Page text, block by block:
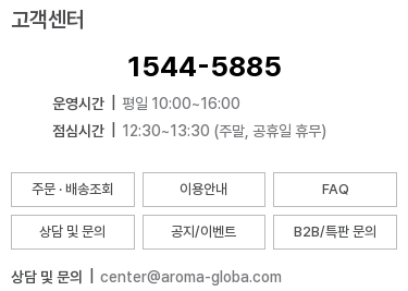
고객센터
1544-5885
운영시간
평일 10:00~16:00
점심시간
12:30~13:30 (주말, 공휴일 휴무)
주문 · 배송조회 이용안내 FAQ
상담 및 문의 공지/이벤트 B2B/특판 문의
상담 및 문의
center@aroma-globa.com